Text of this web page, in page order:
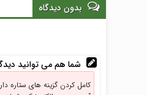
بدون دیدگاه
شما هم می توانید
کامل کردن گزینه های ستاره